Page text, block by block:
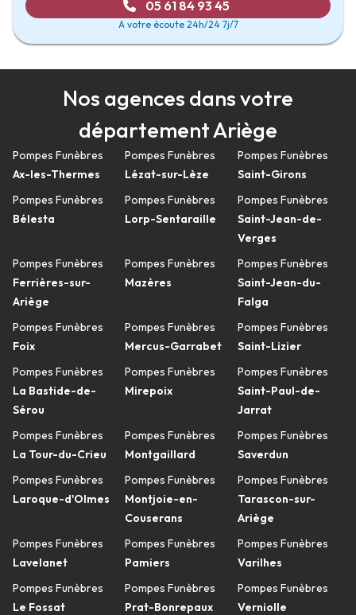
05 61 84 93 45
A votre écoute 24h/24 7j/7
Nos agences dans votre
département Ariège
Pompes Funèbres
Ax-les-Thermes
Pompes Funèbres
Bélesta
Pompes Funèbres
Ferrières-sur-
Ariège
Pompes Funèbres
Foix
Pompes Funèbres
La Bastide-de-
Sérou
Pompes Funèbres
La Tour-du-Crieu
Pompes Funèbres
Laroque-d'Olmes
Pompes Funèbres
Lavelanet
Pompes Funèbres
Le Fossat
Pompes Funèbres
Lézat-sur-Lèze
Pompes Funèbres
Lorp-Sentaraille
Pompes Funèbres
Mazères
Pompes Funèbres
Mercus-Garrabet
Pompes Funèbres
Mirepoix
Pompes Funèbres
Montgaillard
Pompes Funèbres
Montjoie-en-
Couserans
Pompes Funèbres
Pamiers
Pompes Funèbres
Prat-Bonrepaux
Pompes Funèbres
Saint-Girons
Pompes Funèbres
Saint-Jean-de-
Verges
Pompes Funèbres
Saint-Jean-du-
Falga
Pompes Funèbres
Saint-Lizier
Pompes Funèbres
Saint-Paul-de-
Jarrat
Pompes Funèbres
Saverdun
Pompes Funèbres
Tarascon-sur-
Ariège
Pompes Funèbres
Varilhes
Pompes Funèbres
Verniolle